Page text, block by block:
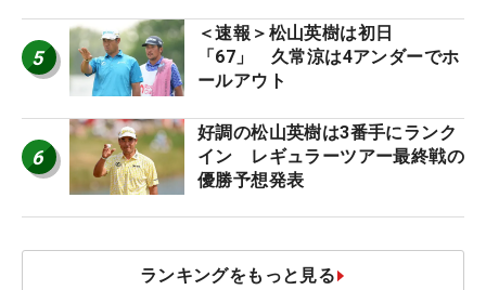
5
＜速報＞松山英樹は初日
「67」 久常涼は4アンダーでホ
ールアウト
6
好調の松山英樹は3番手にランク
イン レギュラーツアー最終戦の
優勝予想発表
ランキングをもっと見る